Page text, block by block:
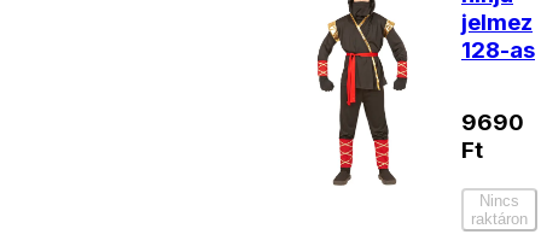
jelmez
128-as
9690
Ft
Nincs
raktáron